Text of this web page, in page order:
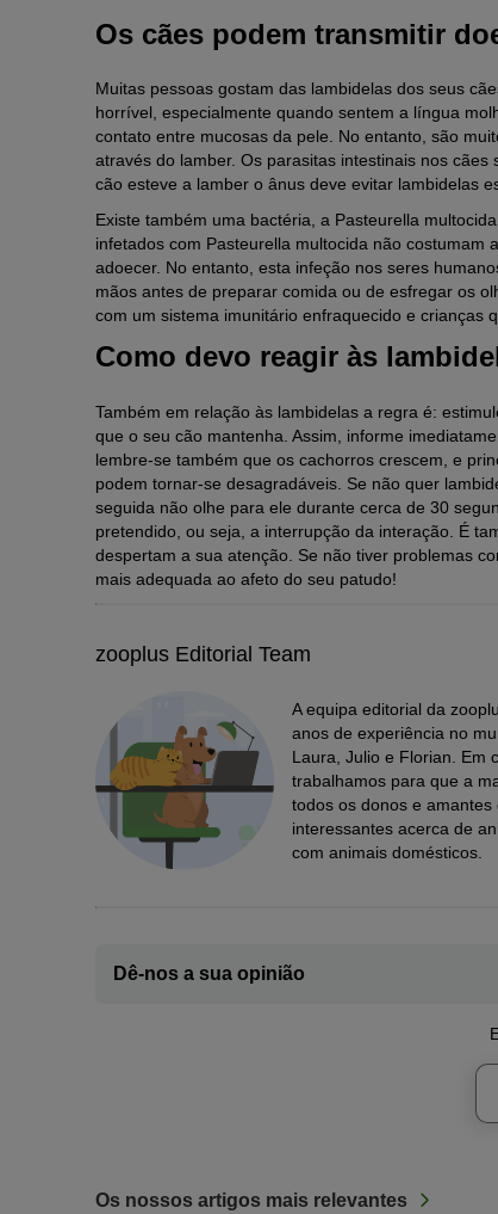
Os cães podem transmitir
Muitas pessoas gostam das lambidelas dos seus
horrível, especialmente quando sentem a língua
contato entre mucosas da pele. No entanto, são
através do lamber. Os parasitas intestinais nos
cão esteve a lamber o ânus deve evitar lambidelas
Existe também uma bactéria, a Pasteurella
infetados com Pasteurella multocida não
adoecer. No entanto, esta infeção nos seres
mãos antes de preparar comida ou de esfregar os
com um sistema imunitário enfraquecido e crianças
Como devo reagir às
Também em relação às lambidelas a regra é:
que o seu cão mantenha. Assim, informe
lembre-se também que os cachorros crescem, e
podem tornar-se desagradáveis. Se não quer
seguida não olhe para ele durante cerca de 30
pretendido, ou seja, a interrupção da interação. É
despertam a sua atenção. Se não tiver problemas
mais adequada ao afeto do seu patudo!
zooplus Editorial Team
A equipa editorial da
anos de experiência no
Laura, Julio e Florian. Em
trabalhamos para que a
todos os donos e
interessantes acerca de
com animais domésticos.
Dê-nos a sua opinião
Os nossos artigos mais relevantes